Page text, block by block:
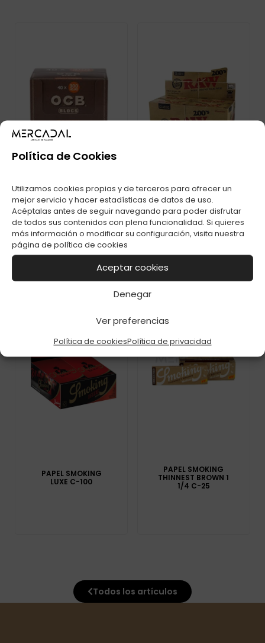
Política de Cookies
Utilizamos cookies propias y de terceros para ofrecer un
mejor servicio y hacer estadísticas de datos de uso.
Acéptalas antes de seguir navegando para poder disfrutar
de todos sus contenidos con plena funcionalidad. Si quieres
más información o modificar su configuración, visita nuestra
página de política de cookies
Aceptar cookies
Denegar
Ver preferencias
Política de cookiesPolítica de privacidad
PAPEL OCB VIRGIN
300 C-40
PAPEL RAW SLIM 200
C-40
PAPEL SMOKING
LUXE C-100
PAPEL SMOKING
THINNEST BROWN 1
1/4 C-25
Todos los artículos